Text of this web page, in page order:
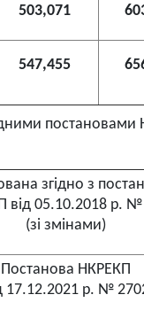
503,071
547,455
згідно з
від 05.10.2018 р. №
(зі змінами)
Постанова НКРЕКП
17.12.2021 р. №